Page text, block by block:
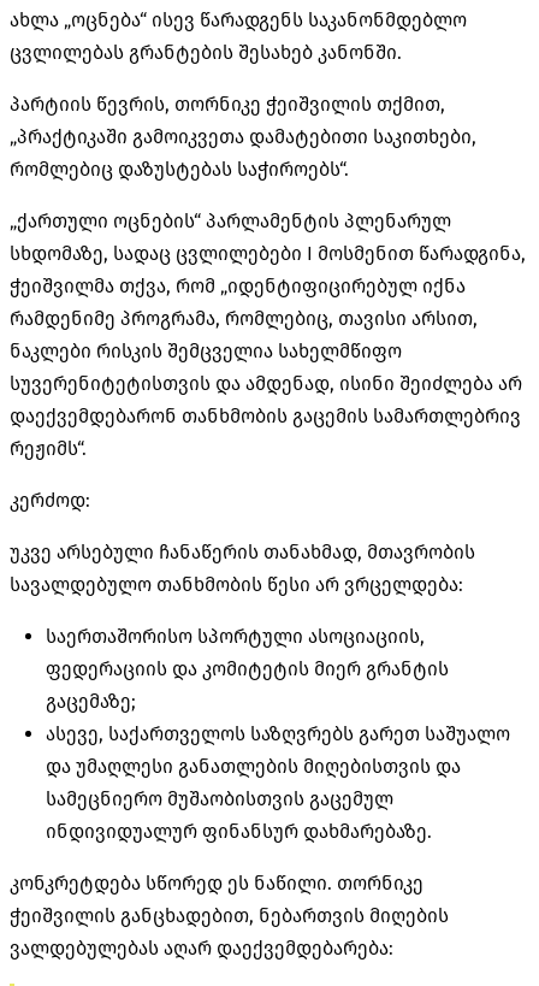
ახლა „ოცნება“ ისევ წარადგენს საკანონმდებლო
ცვლილებას გრანტების შესახებ კანონში.
პარტიის წევრის, თორნიკე ჭეიშვილის თქმით,
„პრაქტიკაში გამოიკვეთა დამატებითი საკითხები,
რომლებიც დაზუსტებას საჭიროებს“.
„ქართული ოცნების“ პარლამენტის პლენარულ
სხდომაზე, სადაც ცვლილებები I მოსმენით წარადგინა,
ჭეიშვილმა თქვა, რომ „იდენტიფიცირებულ იქნა
რამდენიმე პროგრამა, რომლებიც, თავისი არსით,
ნაკლები რისკის შემცველია სახელმწიფო
სუვერენიტეტისთვის და ამდენად, ისინი შეიძლება არ
დაექვემდებარონ თანხმობის გაცემის სამართლებრივ
რეჟიმს“.
კერძოდ:
უკვე არსებული ჩანაწერის თანახმად, მთავრობის
სავალდებულო თანხმობის წესი არ ვრცელდება:
საერთაშორისო სპორტული ასოციაციის,
ფედერაციის და კომიტეტის მიერ გრანტის
გაცემაზე;
ასევე, საქართველოს საზღვრებს გარეთ საშუალო
და უმაღლესი განათლების მიღებისთვის და
სამეცნიერო მუშაობისთვის გაცემულ
ინდივიდუალურ ფინანსურ დახმარებაზე.
კონკრეტდება სწორედ ეს ნაწილი. თორნიკე
ჭეიშვილის განცხადებით, ნებართვის მიღების
ვალდებულებას აღარ დაექვემდებარება: